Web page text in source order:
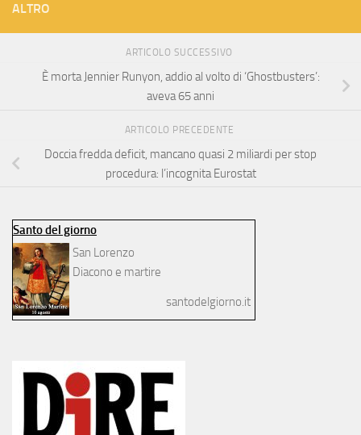
ALTRO
ARTICOLO SUCCESSIVO
È morta Jennier Runyon, addio al volto di ‘Ghostbusters’:
aveva 65 anni
ARTICOLO PRECEDENTE
Doccia fredda deficit, mancano quasi 2 miliardi per stop
procedura: l’incognita Eurostat
Santo del giorno
San Lorenzo
Diacono e martire
santodelgiorno.it